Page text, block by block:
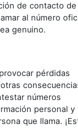
de contacto de
al número
genuino.
pérdidas
números
personal y
que llama.